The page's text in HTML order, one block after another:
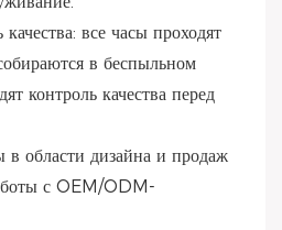
в беспыльном
контроль качества перед
с OEM/ODM-